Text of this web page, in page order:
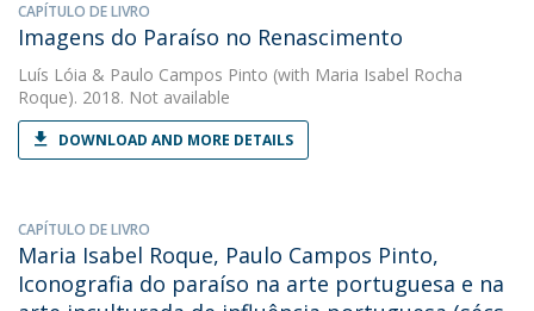
CAPÍTULO DE LIVRO
Imagens do Paraíso no Renascimento
Luís Lóia & Paulo Campos Pinto (with Maria Isabel Rocha
Roque). 2018. Not available
DOWNLOAD AND MORE DETAILS
CAPÍTULO DE LIVRO
Maria Isabel Roque, Paulo Campos Pinto,
Iconografia do paraíso na arte portuguesa e na